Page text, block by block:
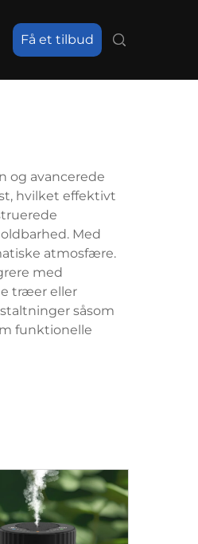
Få et tilbud
og avancerede
hvilket effektivt
Med
atmosfære.
med
træer eller
såsom
funktionelle